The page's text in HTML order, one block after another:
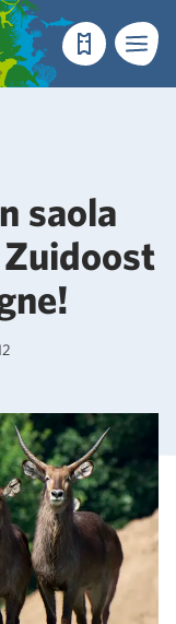
TicketsMenu
saola